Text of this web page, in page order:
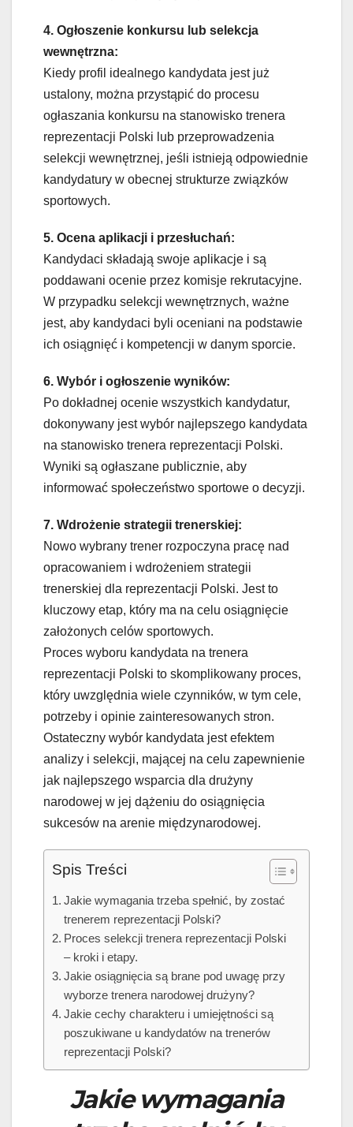
4. Ogłoszenie konkursu lub selekcja
wewnętrzna:
Kiedy profil idealnego kandydata jest już
ustalony, można przystąpić do procesu
ogłaszania konkursu na stanowisko trenera
reprezentacji Polski lub przeprowadzenia
selekcji wewnętrznej, jeśli istnieją odpowiednie
kandydatury w obecnej strukturze związków
sportowych.
5. Ocena aplikacji i przesłuchań:
Kandydaci składają swoje aplikacje i są
poddawani ocenie przez komisje rekrutacyjne.
W przypadku selekcji wewnętrznych, ważne
jest, aby kandydaci byli oceniani na podstawie
ich osiągnięć i kompetencji w danym sporcie.
6. Wybór i ogłoszenie wyników:
Po dokładnej ocenie wszystkich kandydatur,
dokonywany jest wybór najlepszego kandydata
na stanowisko trenera reprezentacji Polski.
Wyniki są ogłaszane publicznie, aby
informować społeczeństwo sportowe o decyzji.
7. Wdrożenie strategii trenerskiej:
Nowo wybrany trener rozpoczyna pracę nad
opracowaniem i wdrożeniem strategii
trenerskiej dla reprezentacji Polski. Jest to
kluczowy etap, który ma na celu osiągnięcie
założonych celów sportowych.
Proces wyboru kandydata na trenera
reprezentacji Polski to skomplikowany proces,
który uwzględnia wiele czynników, w tym cele,
potrzeby i opinie zainteresowanych stron.
Ostateczny wybór kandydata jest efektem
analizy i selekcji, mającej na celu zapewnienie
jak najlepszego wsparcia dla drużyny
narodowej w jej dążeniu do osiągnięcia
sukcesów na arenie międzynarodowej.
Spis Treści
Jakie wymagania trzeba spełnić, by zostać
trenerem reprezentacji Polski?
Proces selekcji trenera reprezentacji Polski
– kroki i etapy.
Jakie osiągnięcia są brane pod uwagę przy
wyborze trenera narodowej drużyny?
Jakie cechy charakteru i umiejętności są
poszukiwane u kandydatów na trenerów
reprezentacji Polski?
Jakie wymagania